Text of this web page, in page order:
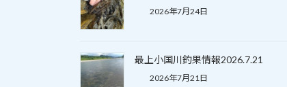
2026年7月24日
最上小国川釣果情報2026.7.21
2026年7月21日